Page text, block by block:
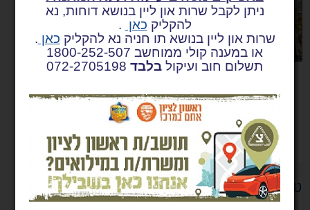
ניתן לקבל שרות און ליין בנושא דוחות, נא
להקליק כאן .
שרות און ליין בנושא תו חניה נא להקליק כאן .
או במענה קולי ממוחשב 1800-252-507
תשלום חוב ועיקול בלבד072-2705198
הנחיות משטרת ישראל.
קרא עוד
טיולים ופעילות חוץ בית ספרית